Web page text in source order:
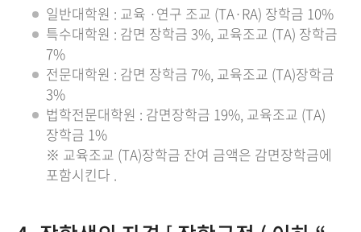
일반대학원 : 교육 ·연구 조교 (TA·RA) 장학금 10%
특수대학원 : 감면 장학금 3%, 교육조교 (TA) 장학금
7%
전문대학원 : 감면 장학금 7%, 교육조교 (TA)장학금
3%
법학전문대학원 : 감면장학금 19%, 교육조교 (TA)
장학금 1%
※ 교육조교 (TA)장학금 잔여 금액은 감면장학금에
포함시킨다 .